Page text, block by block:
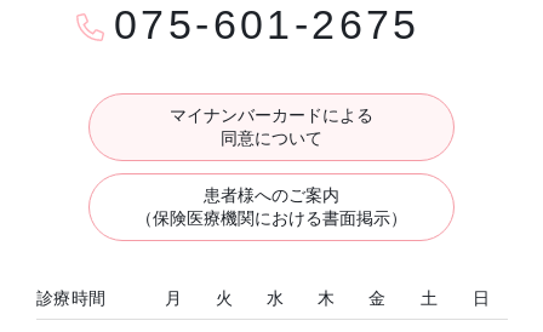
075-601-2675
マイナンバーカードによる
同意について
患者様へのご案内
（保険医療機関における書面掲示）
診療時間 月 火 水 木 金 土 日